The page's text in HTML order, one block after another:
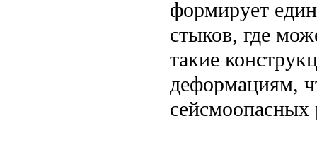
формирует
стыков, где
такие
деформациям,
сейсмоопасных